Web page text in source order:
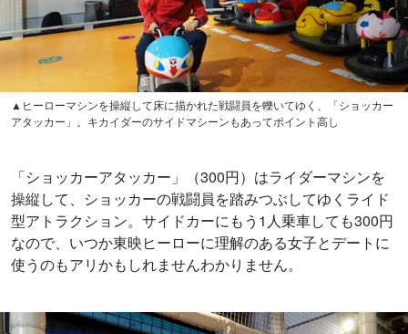
▲ヒーローマシンを操縦して床に描かれた戦闘員を轢いてゆく、「ショッカー
アタッカー」。キカイダーのサイドマシーンもあってポイント高し
「ショッカーアタッカー」（300円）はライダーマシンを
操縦して、ショッカーの戦闘員を踏みつぶしてゆくライド
型アトラクション。サイドカーにもう1人乗車しても300円
なので、いつか東映ヒーローに理解のある女子とデートに
使うのもアリかもしれませんわかりません。